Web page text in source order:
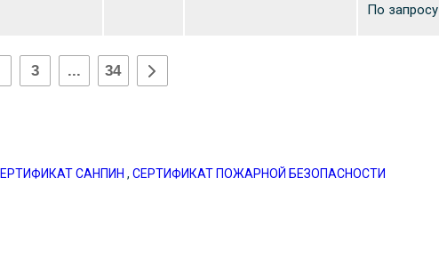
По запросу
3 ... 34
САНПИН , СЕРТИФИКАТ ПОЖАРНОЙ БЕЗОПАСНОСТИ